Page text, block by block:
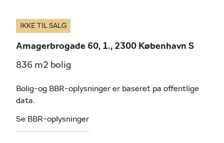
IKKE TIL SALG
Amagerbrogade 60, 1., 2300 København S
836 m2 bolig
Bolig-og BBR-oplysninger er baseret pa offentlige
data.
Se BBR-oplysninger